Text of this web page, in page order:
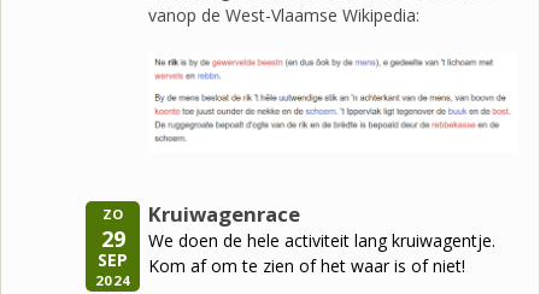
vanop de West-Vlaamse Wikipedia:
ZO
29
SEP
2024
Kruiwagenrace
We doen de hele activiteit lang kruiwagentje.
Kom af om te zien of het waar is of niet!